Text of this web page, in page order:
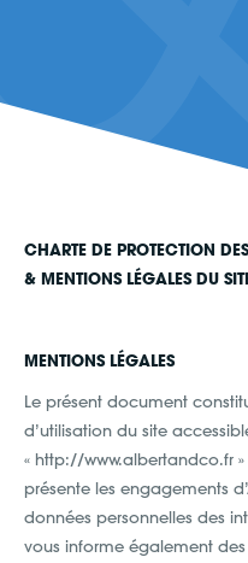
CHARTE DE PROTECTION
& MENTIONS LÉGALES DU
MENTIONS LÉGALES
Le présent document
d’utilisation du site
« http://www.albertandco.fr
présente les engagements
données personnelles des
vous informe également